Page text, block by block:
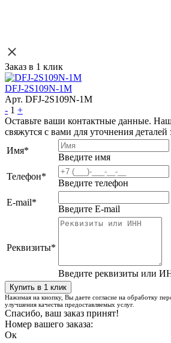
Заказ в 1 клик
DFJ-2S109N-1M
Арт. DFJ-2S109N-1M
- 1 +
Оставьте ваши контактные данные.
свяжутся с вами для уточнения деталей
Имя*
Введите имя
Телефон*
Введите телефон
E-mail*
Введите E-mail
Реквизиты*
Введите реквизиты или
Нажимая на кнопку, Вы даете согласие на обработку
улучшения качества предоставляемых услуг.
Спасибо, ваш заказ принят!
Номер вашего заказа:
Ок